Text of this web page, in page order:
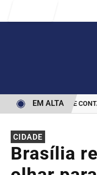
BLOQUEIO DE CONTAS
EM ALTA
CIDADE
Brasília